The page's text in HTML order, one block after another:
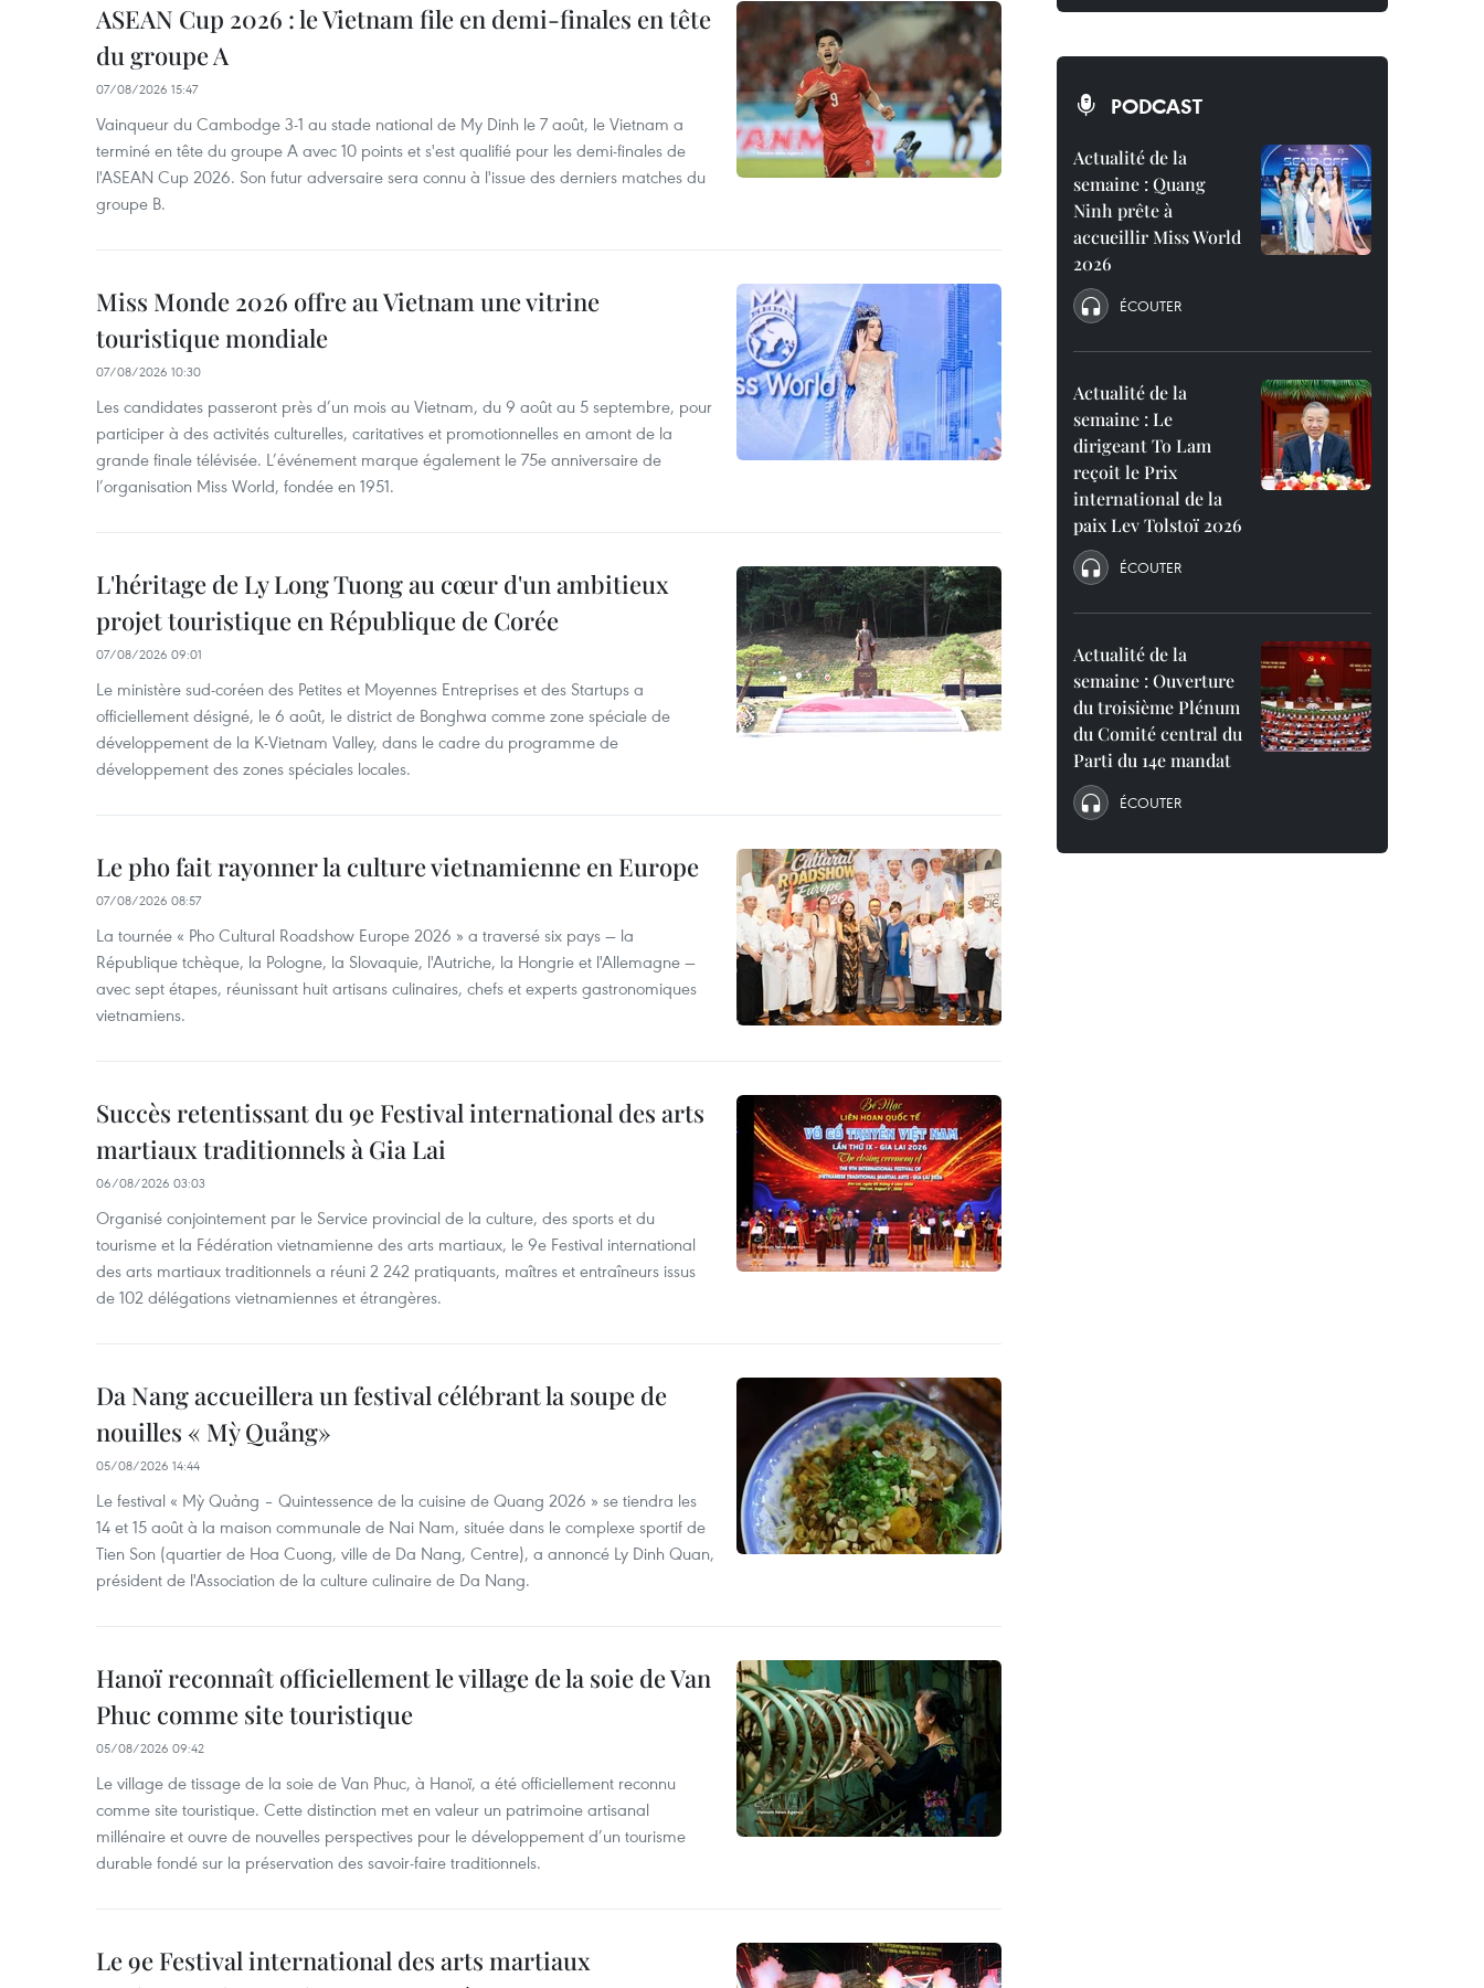
ASEAN Cup 2026 : le Vietnam file en demi-finales en tête
du groupe A
07/08/2026 15:47
Vainqueur du Cambodge 3-1 au stade national de My Dinh le 7 août, le Vietnam a
terminé en tête du groupe A avec 10 points et s'est qualifié pour les demi-finales de
l'ASEAN Cup 2026. Son futur adversaire sera connu à l'issue des derniers matches du
groupe B.
Miss Monde 2026 offre au Vietnam une vitrine
touristique mondiale
07/08/2026 10:30
Les candidates passeront près d’un mois au Vietnam, du 9 août au 5 septembre, pour
participer à des activités culturelles, caritatives et promotionnelles en amont de la
grande finale télévisée. L’événement marque également le 75e anniversaire de
l’organisation Miss World, fondée en 1951.
L'héritage de Ly Long Tuong au cœur d'un ambitieux
projet touristique en République de Corée
07/08/2026 09:01
Le ministère sud-coréen des Petites et Moyennes Entreprises et des Startups a
officiellement désigné, le 6 août, le district de Bonghwa comme zone spéciale de
développement de la K-Vietnam Valley, dans le cadre du programme de
développement des zones spéciales locales.
Le pho fait rayonner la culture vietnamienne en Europe
07/08/2026 08:57
La tournée « Pho Cultural Roadshow Europe 2026 » a traversé six pays — la
République tchèque, la Pologne, la Slovaquie, l'Autriche, la Hongrie et l'Allemagne —
avec sept étapes, réunissant huit artisans culinaires, chefs et experts gastronomiques
vietnamiens.
Succès retentissant du 9e Festival international des arts
martiaux traditionnels à Gia Lai
06/08/2026 03:03
Organisé conjointement par le Service provincial de la culture, des sports et du
tourisme et la Fédération vietnamienne des arts martiaux, le 9e Festival international
des arts martiaux traditionnels a réuni 2 242 pratiquants, maîtres et entraîneurs issus
de 102 délégations vietnamiennes et étrangères.
Da Nang accueillera un festival célébrant la soupe de
nouilles « Mỳ Quảng»
05/08/2026 14:44
Le festival « Mỳ Quảng – Quintessence de la cuisine de Quang 2026 » se tiendra les
14 et 15 août à la maison communale de Nai Nam, située dans le complexe sportif de
Tien Son (quartier de Hoa Cuong, ville de Da Nang, Centre), a annoncé Ly Dinh Quan,
président de l'Association de la culture culinaire de Da Nang.
Hanoï reconnaît officiellement le village de la soie de Van
Phuc comme site touristique
05/08/2026 09:42
Le village de tissage de la soie de Van Phuc, à Hanoï, a été officiellement reconnu
comme site touristique. Cette distinction met en valeur un patrimoine artisanal
millénaire et ouvre de nouvelles perspectives pour le développement d’un tourisme
durable fondé sur la préservation des savoir-faire traditionnels.
Le 9e Festival international des arts martiaux
PODCAST
Actualité de la
semaine : Quang
Ninh prête à
accueillir Miss World
2026
ÉCOUTER
Actualité de la
semaine : Le
dirigeant To Lam
reçoit le Prix
international de la
paix Lev Tolstoï 2026
ÉCOUTER
Actualité de la
semaine : Ouverture
du troisième Plénum
du Comité central du
Parti du 14e mandat
ÉCOUTER